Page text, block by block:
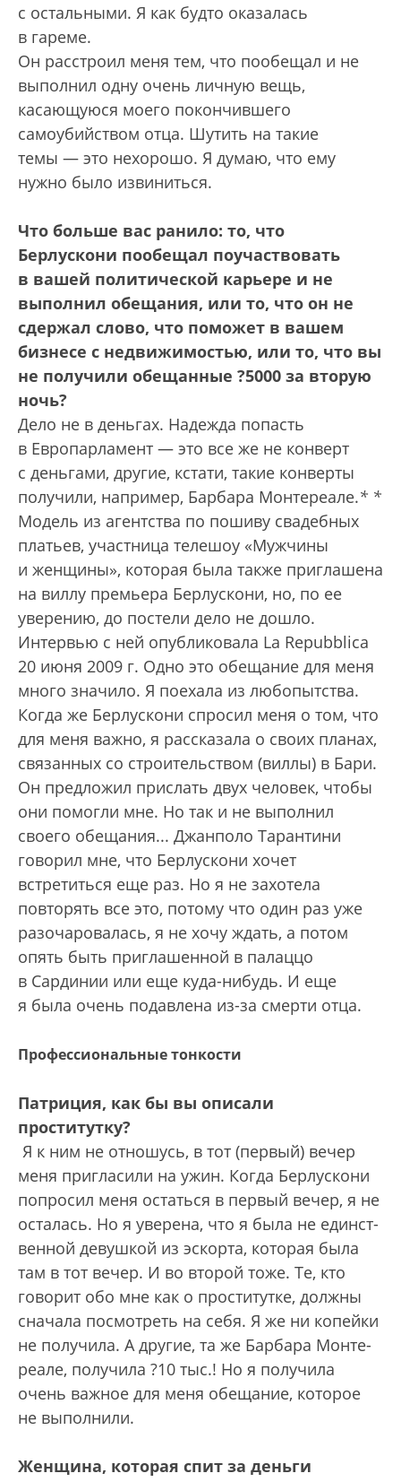
с остальными. Я как будто оказалась
в гареме.
Он расстроил меня тем, что пообещал и не
выполнил одну очень личную вещь,
касающуюся моего покончившего
самоубийством отца. Шутить на такие
темы — это нехорошо. Я думаю, что ему
нужно было извиниться.
Что больше вас ранило: то, что
Берлускони пообещал поучаствовать
в вашей политической карьере и не
выполнил обещания, или то, что он не
сдержал слово, что поможет в вашем
бизнесе с недвижимостью, или то, что вы
не получили обещанные ?5000 за вторую
ночь?
Дело не в деньгах. Надежда попасть
в Европарламент — это все же не конверт
с деньгами, другие, кстати, такие конверты
получили, например, Барбара Монтереале.* *
Модель из агентства по пошиву свадебных
платьев, участница телешоу «Мужчины
и женщины», которая была также приглашена
на виллу премьера Берлускони, но, по ее
уверению, до постели дело не дошло.
Интервью с ней опуб­ликовала La Repubblica
20 июня 2009 г. Одно это обещание для меня
много значило. Я поехала из любопытства.
Когда же Берлускони спросил меня о том, что
для меня важно, я рассказала о своих планах,
связанных со строительством (виллы) в Бари.
Он предложил прислать двух человек, чтобы
они помогли мне. Но так и не выполнил
своего обещания... Джанполо Тарантини
говорил мне, что Берлускони хочет
встретиться еще раз. Но я не захотела
повторять все это, потому что один раз уже
разочаровалась, я не хочу ждать, а потом
опять быть приглашенной в палаццо
в Сардинии или еще куда-нибудь. И еще
я была очень подавлена из-за смерти отца.
Профессиональные тонкости
Патриция, как бы вы описали
проститутку?
Я к ним не отношусь, в тот (первый) вечер
меня пригласили на ужин. Когда Берлускони
попросил меня остаться в первый вечер, я не
осталась. Но я уверена, что я была не единст­
венной девушкой из эскорта, которая была
там в тот вечер. И во второй тоже. Те, кто
говорит обо мне как о проститутке, должны
сначала посмотреть на себя. Я же ни копейки
не получила. А другие, та же Барбара Монте­
реале, получила ?10 тыс.! Но я получила
очень важное для меня обещание, которое
не выполнили.
Женщина, которая спит за деньги